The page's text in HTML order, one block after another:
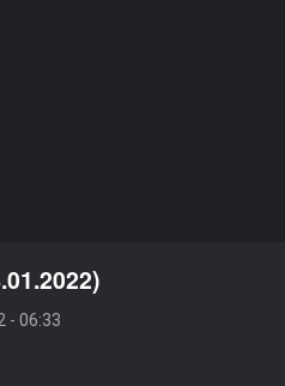
- 06:33